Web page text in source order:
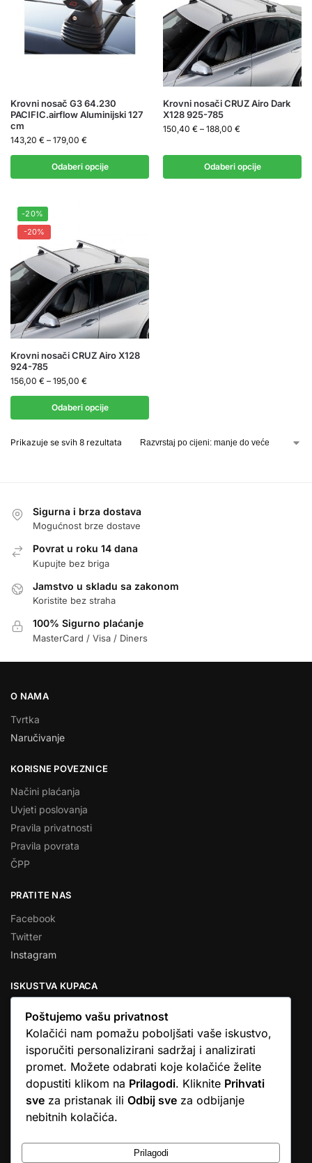
Krovni nosač G3 64.230
PACIFIC.airflow Aluminijski 127
cm
143,20 € – 179,00 €
Odaberi opcije
Krovni nosači CRUZ Airo Dark
X128 925-785
150,40 € – 188,00 €
Odaberi opcije
-20%
-20%
Krovni nosači CRUZ Airo X128
924-785
156,00 € – 195,00 €
Odaberi opcije
Prikazuje se svih 8 rezultata
Sigurna i brza dostava
Mogućnost brze dostave
Povrat u roku 14 dana
Kupujte bez briga
Jamstvo u skladu sa zakonom
Koristite bez straha
100% Sigurno plaćanje
MasterCard / Visa / Diners
O NAMA
Tvrtka
Naručivanje
KORISNE POVEZNICE
Načini plaćanja
Uvjeti poslovanja
Pravila privatnosti
Pravila povrata
ČPP
PRATITE NAS
Facebook
Twitter
Instagram
ISKUSTVA KUPACA
★★★★★
… Ono što me se dojmilo je ljudski pristup i njihova briga da
dobijem što sam naručio. U većini web shopova nitko vas ne
zove, samo otkažu narudžbu. …
Stjepan D.M.
© Argus elektronika d.o.o.
Poštujemo vašu privatnost
Kolačići nam pomažu poboljšati vaše iskustvo,
isporučiti personalizirani sadržaj i analizirati
promet. Možete odabrati koje kolačiće želite
dopustiti klikom na Prilagodi. Kliknite Prihvati
sve za pristanak ili Odbij sve za odbijanje
nebitnih kolačića.
Prilagodi